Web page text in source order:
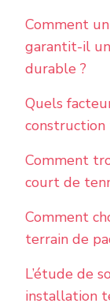
Comment
garantit-il
durable ?
Quels
construction
Comment
court de
Comment
terrain de
L’étude de
installation